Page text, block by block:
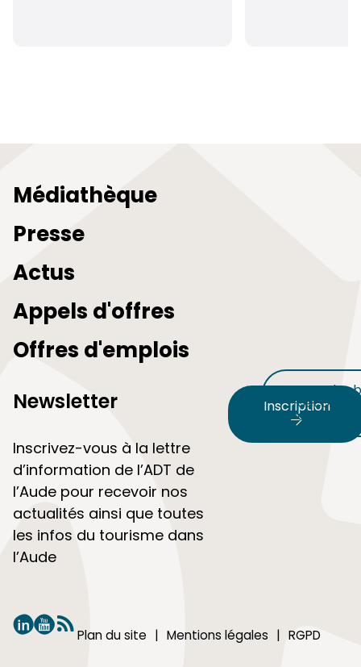
Médiathèque
Presse
Actus
Appels d'offres
Offres d'emplois
Newsletter
Inscrivez-vous à la lettre
d’information de l’ADT de
l’Aude pour recevoir nos
actualités ainsi que toutes
les infos du tourisme dans
l’Aude
Inscription
Nos plus
Plan du site Mentions légales RGPD